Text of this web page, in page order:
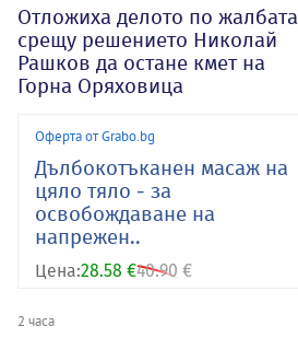
Отложиха делото по жалбата
срещу решението Николай
Рашков да остане кмет на
Горна Оряховица
Оферта от Grabo.bg
Дълбокотъканен масаж на
цяло тяло - за
освобождаване на
напрежен..
Цена:28.58 €40.90 €
2 часа